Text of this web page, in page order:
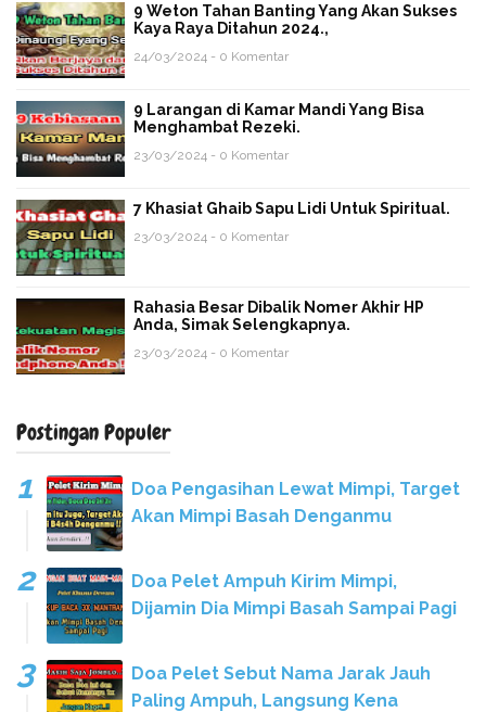
9 Weton Tahan Banting Yang Akan Sukses
Kaya Raya Ditahun 2024.,
24/03/2024 - 0 Komentar
9 Larangan di Kamar Mandi Yang Bisa
Menghambat Rezeki.
23/03/2024 - 0 Komentar
7 Khasiat Ghaib Sapu Lidi Untuk Spiritual.
23/03/2024 - 0 Komentar
Rahasia Besar Dibalik Nomer Akhir HP
Anda, Simak Selengkapnya.
23/03/2024 - 0 Komentar
Postingan Populer
Doa Pengasihan Lewat Mimpi, Target
Akan Mimpi Basah Denganmu
Doa Pelet Ampuh Kirim Mimpi,
Dijamin Dia Mimpi Basah Sampai Pagi
Doa Pelet Sebut Nama Jarak Jauh
Paling Ampuh, Langsung Kena